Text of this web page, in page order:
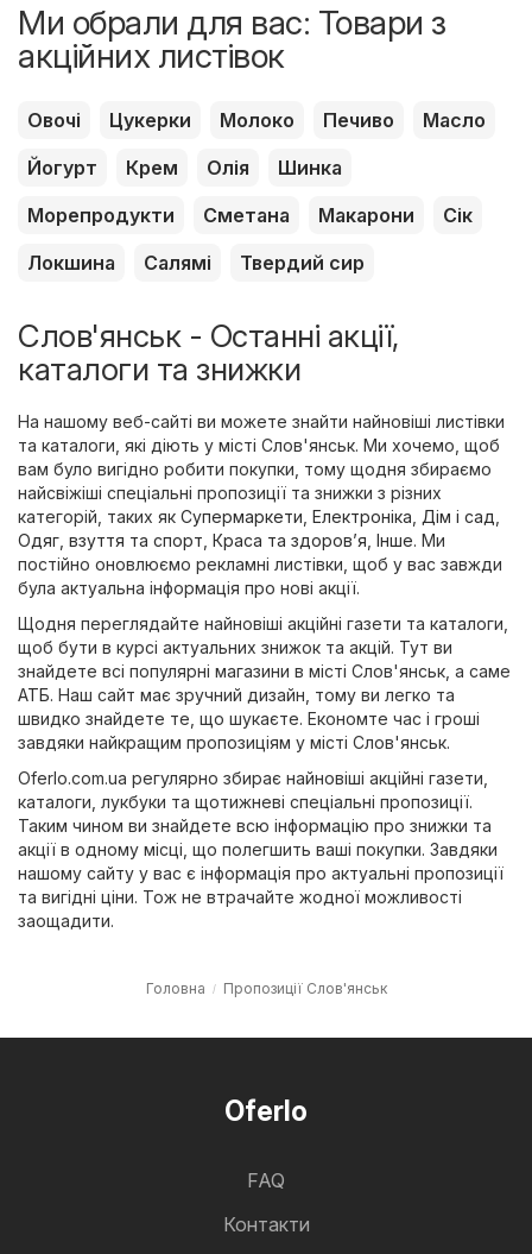
Ми обрали для вас: Товари з
акційних листівок
Овочі Цукерки Молоко Печиво
Масло
Йогурт
Крем Олія
Шинка
Морепродукти
Сметана Макарони
Сік
Локшина
Салямі Твердий сир
Слов'янськ - Останні акції,
каталоги та знижки
На нашому веб-сайті ви можете знайти найновіші листівки
та каталоги, які діють у місті Слов'янськ. Ми хочемо, щоб
вам було вигідно робити покупки, тому щодня збираємо
найсвіжіші спеціальні пропозиції та знижки з різних
категорій, таких як Супермаркети Електроніка Дім і сад
Одяг, взуття та спорт Краса та здоров’я Інше. Ми
постійно оновлюємо рекламні листівки, щоб у вас завжди
була актуальна інформація про нові акції.
Щодня переглядайте найновіші акційні газети та каталоги,
щоб бути в курсі актуальних знижок та акцій. Тут ви
знайдете всі популярні магазини в місті Слов'янськ, а саме
АТБ. Наш сайт має зручний дизайн, тому ви легко та
швидко знайдете те, що шукаєте. Економте час і гроші
завдяки найкращим пропозиціям у місті Слов'янськ.
Oferlo.com.ua регулярно збирає найновіші акційні газети,
каталоги, лукбуки та щотижневі спеціальні пропозиції.
Таким чином ви знайдете всю інформацію про знижки та
акції в одному місці, що полегшить ваші покупки. Завдяки
нашому сайту у вас є інформація про актуальні пропозиції
та вигідні ціни. Тож не втрачайте жодної можливості
заощадити.
Головна Пропозиції Слов'янськ
Oferlo
FAQ
Контакти